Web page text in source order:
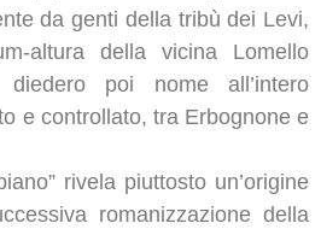
da genti della tribù dei Levi,
altura della vicina Lomello
poi nome all’intero
e controllato, tra Erbognone e
rivela piuttosto un’origine
romanizzazione della